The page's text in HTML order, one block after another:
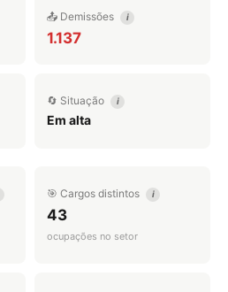
📤 Demissões i
1.137
🔄 Situação i
Em alta
🎯 Cargos distintos i
43
ocupações no setor